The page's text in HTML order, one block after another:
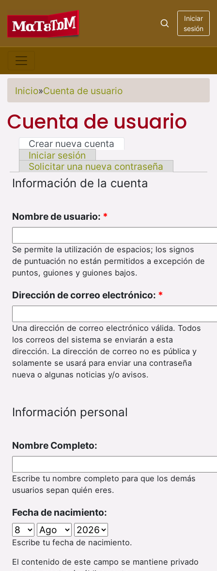
Iniciar
sesión
Inicio»Cuenta de usuario
Cuenta de usuario
Crear nueva cuenta
Iniciar sesión
Solicitar una nueva contraseña
Información de la cuenta
Nombre de usuario: *
Se permite la utilización de espacios; los signos
de puntuación no están permitidos a excepción de
puntos, guiones y guiones bajos.
Dirección de correo electrónico: *
Una dirección de correo electrónico válida. Todos
los correos del sistema se enviarán a esta
dirección. La dirección de correo no es pública y
solamente se usará para enviar una contraseña
nueva o algunas noticias y/o avisos.
Información personal
Nombre Completo:
Escribe tu nombre completo para que los demás
usuarios sepan quién eres.
Fecha de nacimiento:
Escribe tu fecha de nacimiento.
El contenido de este campo se mantiene privado